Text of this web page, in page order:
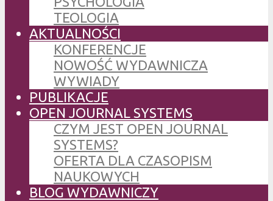
TEOLOGIA
AKTUALNOŚCI
KONFERENCJE
NOWOŚĆ WYDAWNICZA
WYWIADY
PUBLIKACJE
OPEN JOURNAL SYSTEMS
CZYM JEST OPEN JOURNAL
SYSTEMS?
OFERTA DLA CZASOPISM
NAUKOWYCH
BLOG WYDAWNICZY